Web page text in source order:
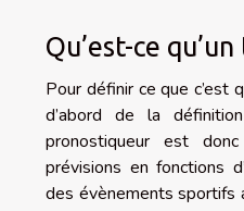
Qu’est-ce
Pour définir ce que c’est
d’abord de la
pronostiqueur est
prévisions en fonctions
des évènements sportifs